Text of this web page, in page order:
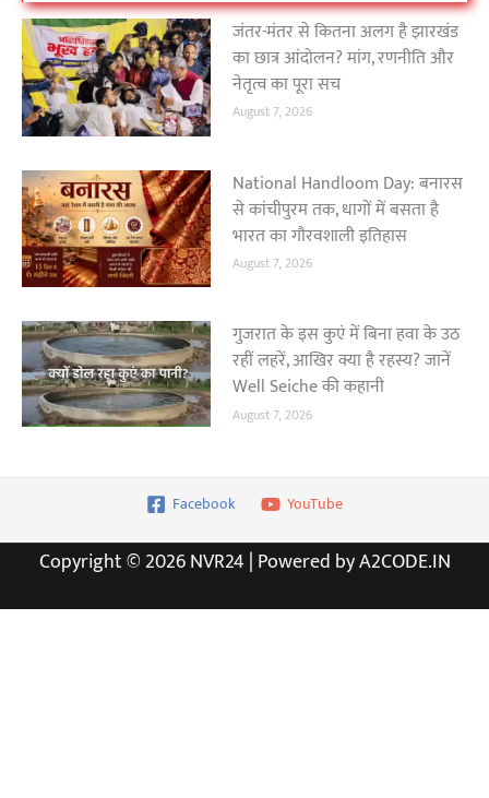
जंतर-मंतर से कितना अलग है झारखंड
का छात्र आंदोलन? मांग, रणनीति और
नेतृत्व का पूरा सच
August 7, 2026
National Handloom Day: बनारस
से कांचीपुरम तक, धागों में बसता है
भारत का गौरवशाली इतिहास
August 7, 2026
गुजरात के इस कुएं में बिना हवा के उठ
रहीं लहरें, आखिर क्या है रहस्य? जानें
Well Seiche की कहानी
August 7, 2026
Facebook YouTube
Copyright © 2026 NVR24 | Powered by A2CODE.IN